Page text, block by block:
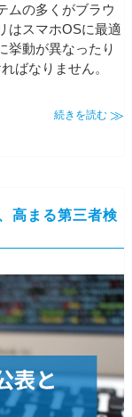
ムの多くがブラウ
はスマホOSに最適
挙動が異なったり
ばなりません。
続きを読む
高まる第三者検